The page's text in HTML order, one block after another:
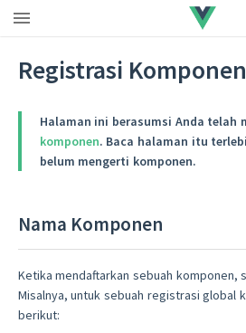
Registrasi Komponen
Halaman ini berasumsi Anda telah
komponen. Baca halaman itu
belum mengerti komponen.
Nama Komponen
Ketika mendaftarkan sebuah komponen,
Misalnya, untuk sebuah registrasi global
berikut: